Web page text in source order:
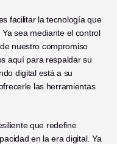
facilitar la tecnología que
sea mediante el control
nuestro compromiso
aquí para respaldar su
digital está a su
las herramientas
que redefine
en la era digital. Ya